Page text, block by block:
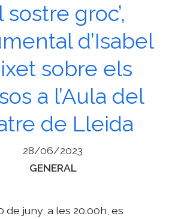
sostre groc’,
d’Isabel
sobre els
a l’Aula del
de Lleida
28/06/2023
Categories
GENERAL
de juny, a les 20.00h, es